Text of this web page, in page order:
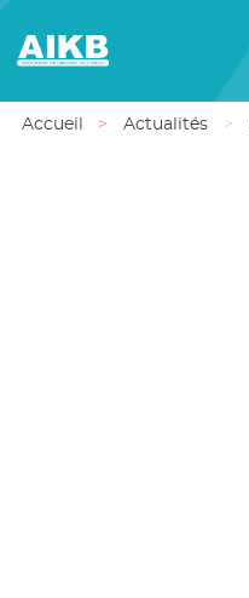
Accueil Actualités